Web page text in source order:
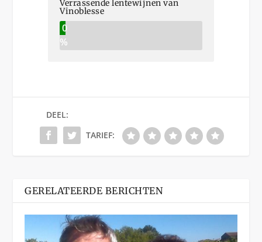
Verrassende lentewijnen van
Vinoblesse
0
%
DEEL:
TARIEF:
GERELATEERDE BERICHTEN